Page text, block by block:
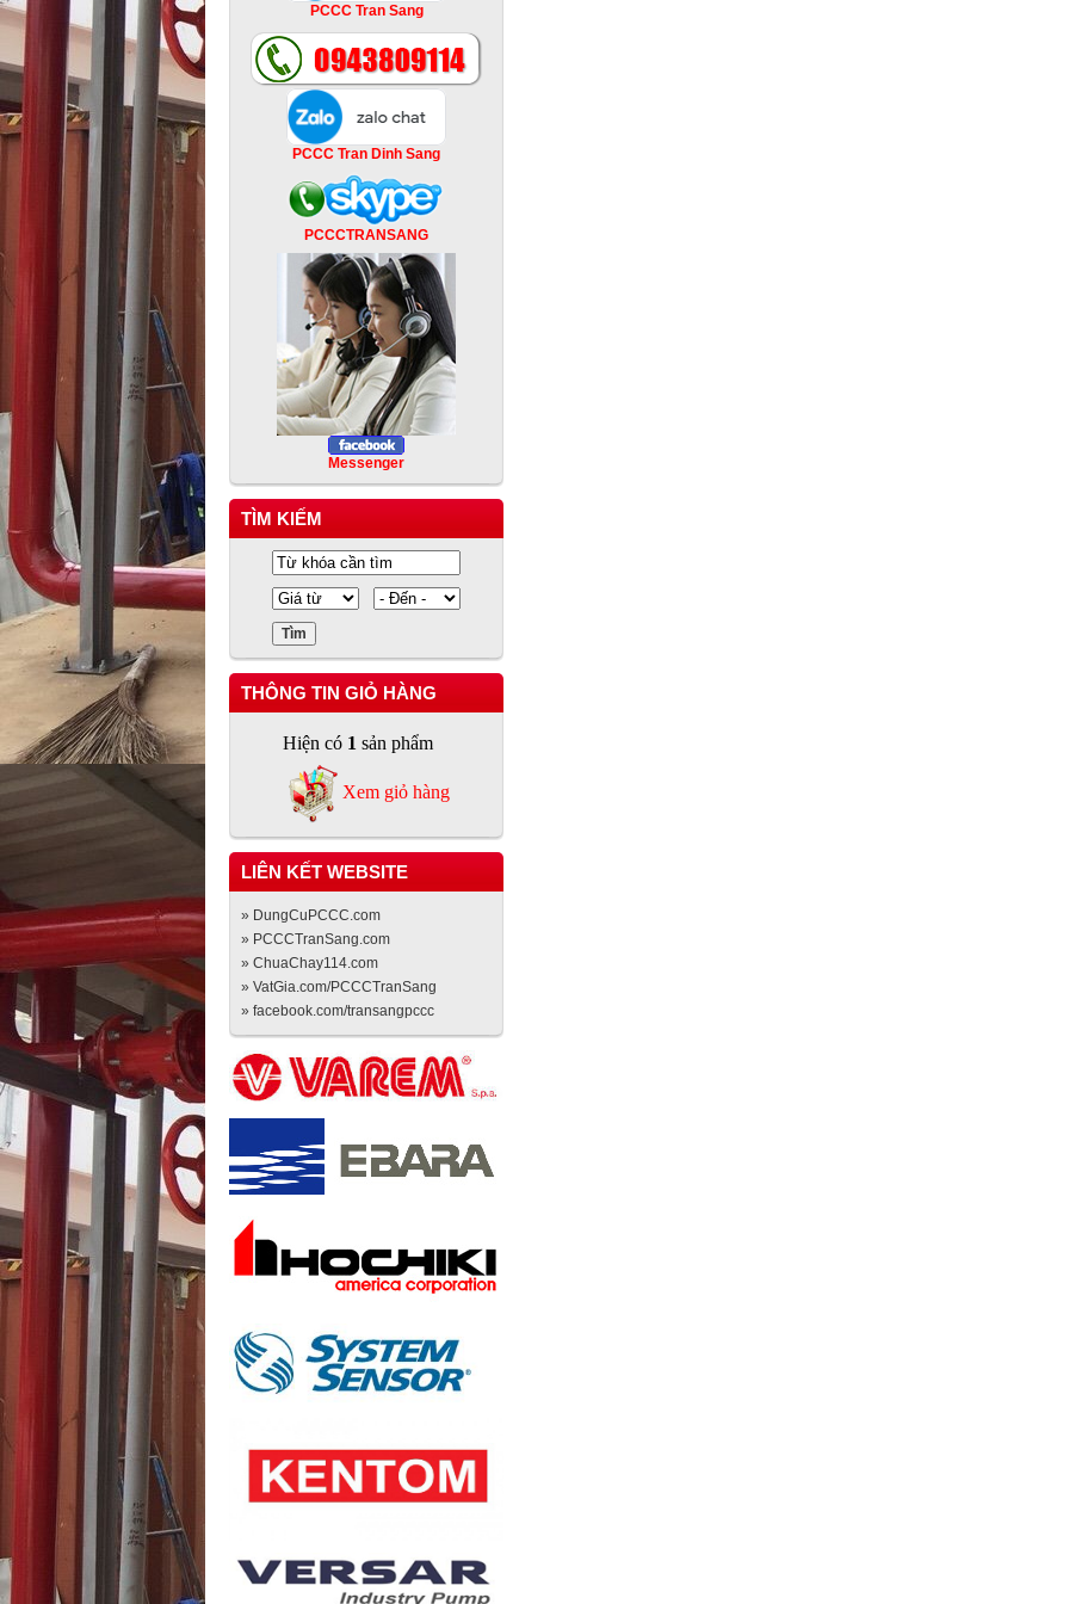
PCCC Tran Sang
PCCC Tran Dinh Sang
PCCCTRANSANG
Messenger
TÌM KIẾM
THÔNG TIN GIỎ HÀNG
Hiện có 1 sản phẩm
Xem giỏ hàng
LIÊN KẾT WEBSITE
» DungCuPCCC.com
» PCCCTranSang.com
» ChuaChay114.com
» VatGia.com/PCCCTranSang
» facebook.com/transangpccc